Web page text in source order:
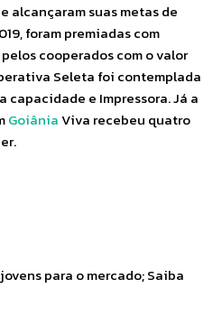
alcançaram suas metas de
foram premiadas com
cooperados com o valor
Seleta foi contemplada
capacidade e Impressora. Já a
GoiâniaViva recebeu quatro
para o mercado; Saiba